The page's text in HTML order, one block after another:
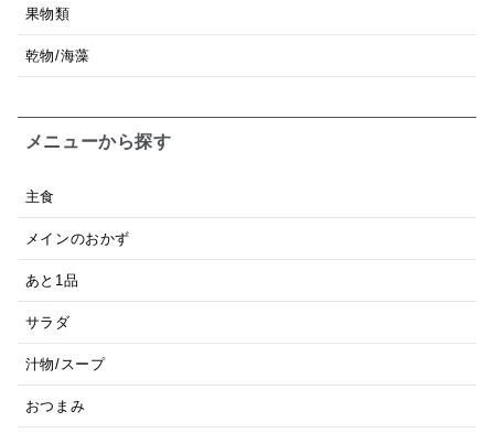
果物類
乾物/海藻
メニューから探す
主食
メインのおかず
あと1品
サラダ
汁物/スープ
おつまみ